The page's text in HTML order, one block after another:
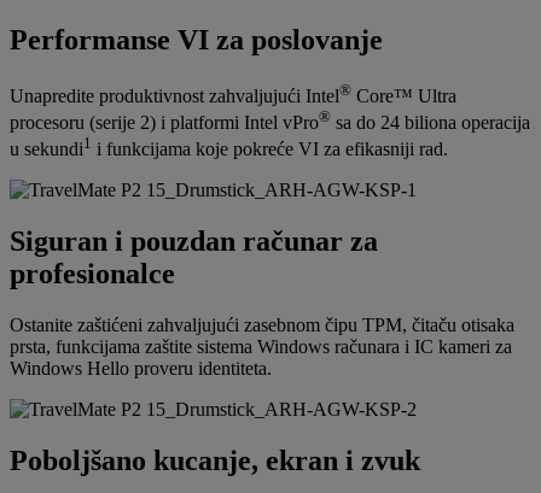
Performanse VI za poslovanje
Unapredite produktivnost zahvaljujući Intel® Core™ Ultra
procesoru (serije 2) i platformi Intel vPro® sa do 24 biliona operacija
u sekundi1 i funkcijama koje pokreće VI za efikasniji rad.
Siguran i pouzdan računar za
profesionalce
Ostanite zaštićeni zahvaljujući zasebnom čipu TPM, čitaču otisaka
prsta, funkcijama zaštite sistema Windows računara i IC kameri za
Windows Hello proveru identiteta.
Poboljšano kucanje, ekran i zvuk